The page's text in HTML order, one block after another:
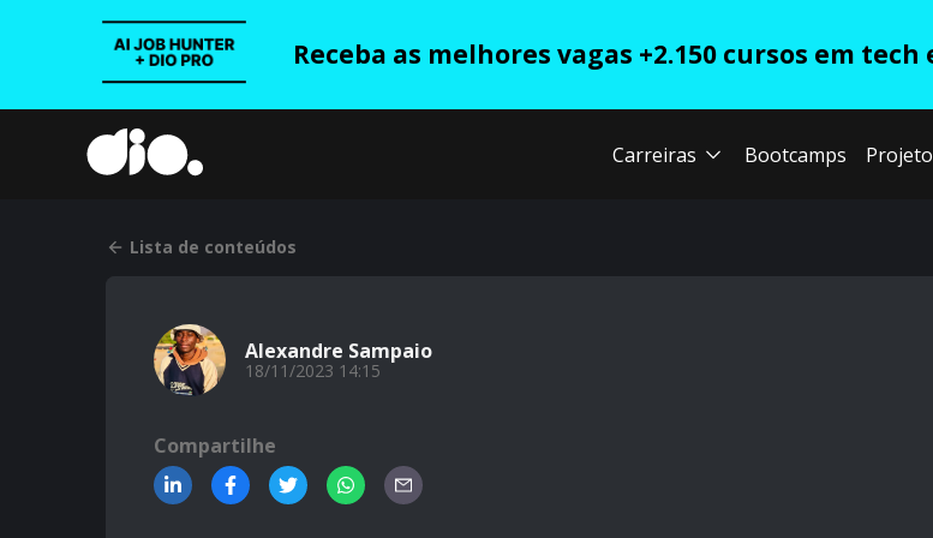
Receba as melhores vagas +2.150 cursos em tech
Carreiras Bootcamps
Lista de conteúdos
Alexandre Sampaio
18/11/2023 14:15
Compartilhe